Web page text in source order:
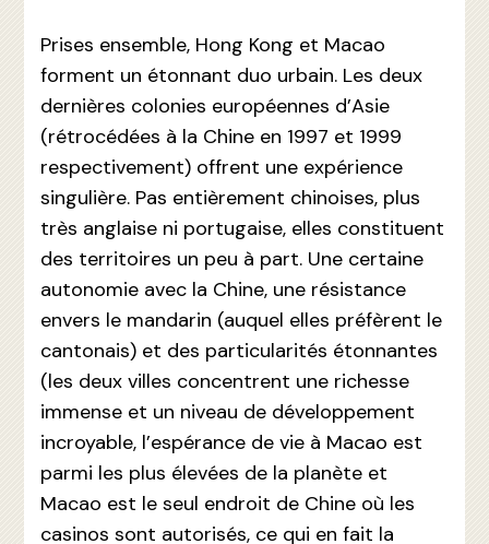
Prises ensemble, Hong Kong et Macao
forment un étonnant duo urbain. Les deux
dernières colonies européennes d’Asie
(rétrocédées à la Chine en 1997 et 1999
respectivement) offrent une expérience
singulière. Pas entièrement chinoises, plus
très anglaise ni portugaise, elles constituent
des territoires un peu à part. Une certaine
autonomie avec la Chine, une résistance
envers le mandarin (auquel elles préfèrent le
cantonais) et des particularités étonnantes
(les deux villes concentrent une richesse
immense et un niveau de développement
incroyable, l’espérance de vie à Macao est
parmi les plus élevées de la planète et
Macao est le seul endroit de Chine où les
casinos sont autorisés, ce qui en fait la